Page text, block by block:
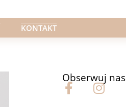
KONTAKT
Obserwuj nas
I